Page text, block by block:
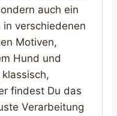
auch ein
verschiedenen
Motiven,
Hund und
findest Du das
Verarbeitung